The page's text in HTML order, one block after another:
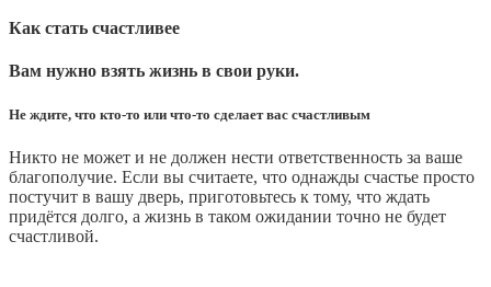
Как стать счастливее
Вам нужно взять жизнь в свои руки.
Не ждите, что кто‑то или что‑то сделает вас счастливым
Никто не может и не должен нести ответственность за ваше
благополучие. Если вы считаете, что однажды счастье просто
постучит в вашу дверь, приготовьтесь к тому, что ждать
придётся долго, а жизнь в таком ожидании точно не будет
счастливой.